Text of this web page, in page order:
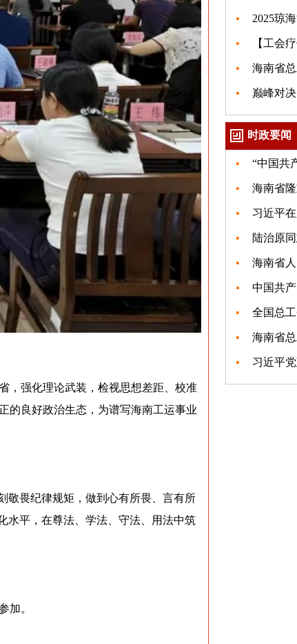
，强化理论武装，检视思想差距、校准
的良好政治生态，为谱写海南工运事业
敬畏纪律规矩，做到心有所畏、言有所
水平，在尊法、学法、守法、用法中筑
加。
2025琼
【工会
海南省
巅峰对
时政要闻
“中国共
海南省
习近平
陆治原
海南省
中国共
全国总
海南省
习近平